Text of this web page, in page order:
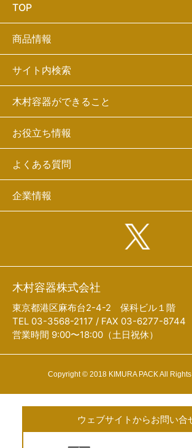
TOP
商品情報
サイト内検索
木村容器ができること
お役立ち情報
よくある質問
企業情報
木村容器株式会社
東京都港区麻布台2-4-2 保科ビル１階
TEL 03-3568-2117 / FAX 03-6277-8744
営業時間 9:00〜18:00（土日祝休）
Copyright © 2018 KIMURA PACK All Rights
ウェブサイトからお問い合